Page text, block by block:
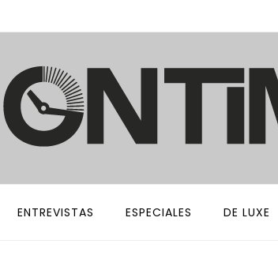
ENTREVISTAS ESPECIALES DE LUXE